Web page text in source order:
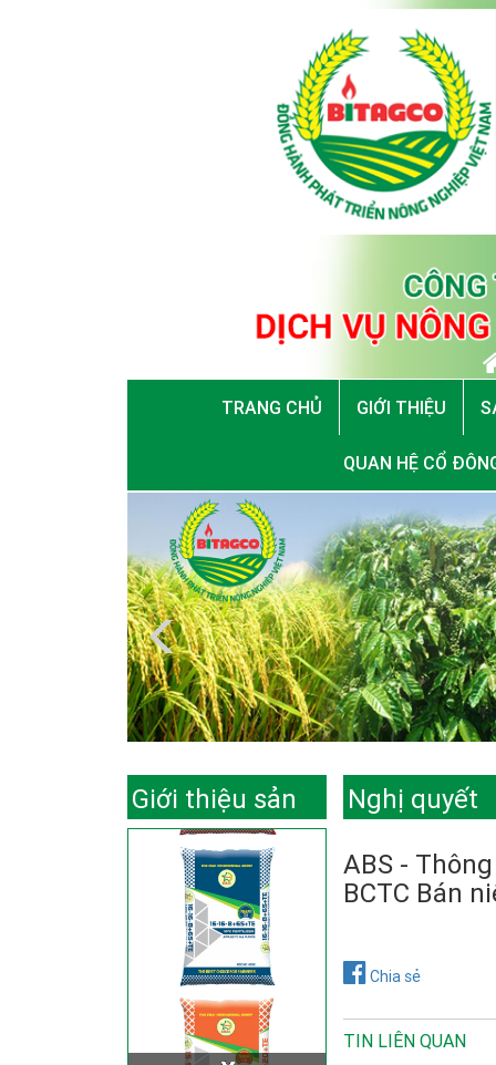
TRANG CHỦ GIỚI THIỆU
QUAN HỆ CỔ
Giới thiệu sản
phẩm
Nghị quyết
ABS -
BCTC Bán
Chia sẻ
TIN LIÊN QUAN